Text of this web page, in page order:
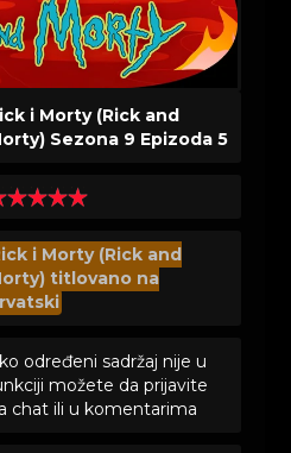
i Morty (Rick and
Sezona 9 Epizoda 5
i Morty (Rick and
titlovano na
određeni sadržaj nije u
možete da prijavite
chat ili u komentarima